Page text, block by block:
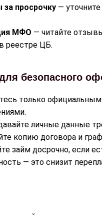
просрочку —
МФО — читайте
реестре ЦБ.
безопасного
только
личные данные
копию договора и
займ досрочно, если
— это снизит